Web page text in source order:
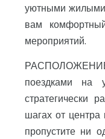
уютными
вам
мероприятий.
поездками на
стратегически
шагах от центра
пропустите ни